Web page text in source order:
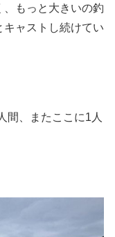
もっと大きいの釣
キャストし続けてい
間、またここに1人